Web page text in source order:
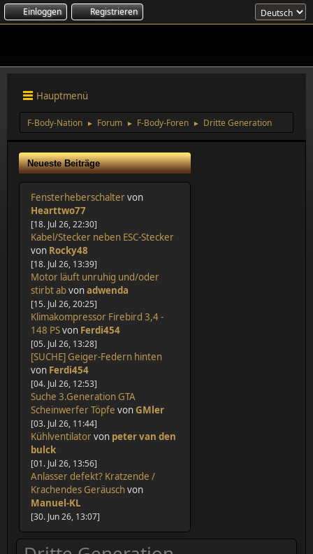
Einloggen Registrieren
Hauptmenü
F-Body-Nation ► Forum ► F-Body-Foren
► Dritte Generation
Neueste Beiträge
Fensterheberschalter
Hearttwo77
[18. Jul 26, 22:30]
Kabel/Stecker neben ESC-Stecker
vonRocky48
[18. Jul 26, 13:39]
Motor läuft unruhig und/oder
stirbt abvonadwenda
[15. Jul 26, 20:25]
Klimakompressor Firebird 3,4 -
148 PSvonFerdi454
[05. Jul 26, 13:28]
[SUCHE] Geiger-Federn hinten
vonFerdi454
[04. Jul 26, 12:53]
Suche 3.Generation GTA
Scheinwerfer Töpfe
GMler
[03. Jul 26, 11:44]
Kühlventilator
bulck
[01. Jul 26, 13:56]
Anlasser defekt? Kratzende /
Krachendes Geräusch
Manuel-KL
[30. Jun 26, 13:07]